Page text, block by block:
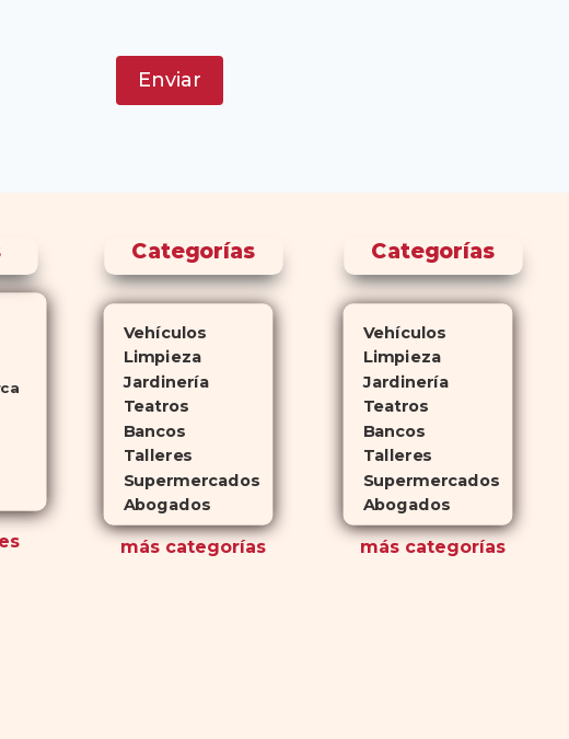
Enviar
Categorías
Vehículos
Limpieza
Jardinería
Teatros
Bancos
Talleres
Supermercados
Abogados
más categorías
Categorías
Vehículos
Limpieza
Jardinería
Teatros
Bancos
Talleres
Supermercados
Abogados
más categorías